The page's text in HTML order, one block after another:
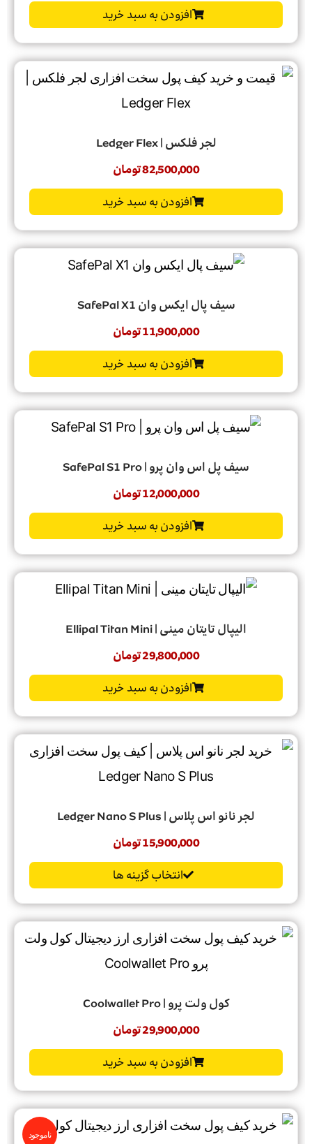
افزودن به سبد خرید
لجر فلکس | Ledger Flex
82,500,000تومان
افزودن به سبد خرید
سیف پال ایکس وان SafePal X1
11,900,000تومان
افزودن به سبد خرید
سیف پل اس وان پرو | SafePal S1 Pro
12,000,000تومان
افزودن به سبد خرید
الیپال تایتان مینی | Ellipal Titan Mini
29,800,000تومان
افزودن به سبد خرید
لجر نانو اس پلاس | Ledger Nano S Plus
15,900,000تومان
انتخاب گزینه ها
کول ولت پرو | Coolwallet Pro
29,900,000تومان
افزودن به سبد خرید
ناموجود